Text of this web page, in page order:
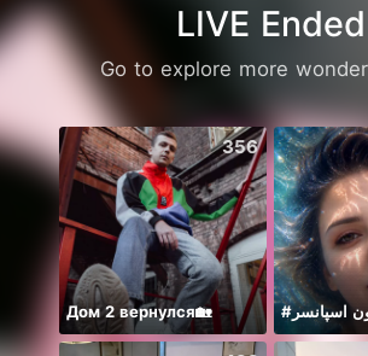
LIVE Ended
Go to explore more
356
Дом 2 вернулся🏡